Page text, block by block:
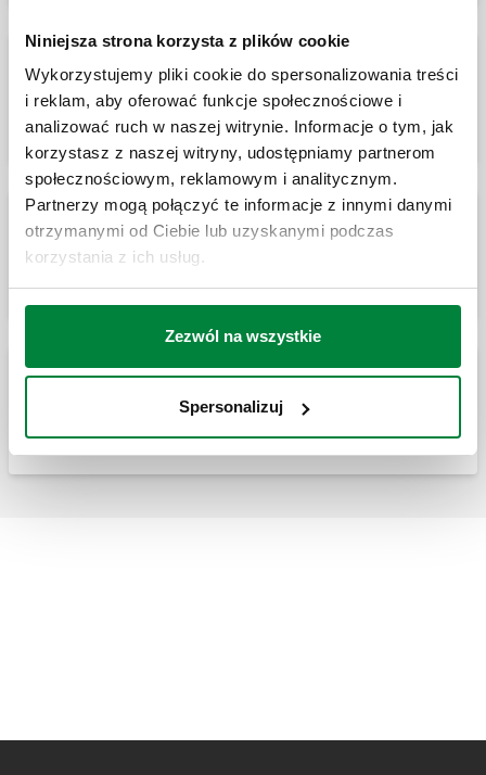
Niniejsza strona korzysta z plików cookie
Wykorzystujemy pliki cookie do spersonalizowania treści
i reklam, aby oferować funkcje społecznościowe i
analizować ruch w naszej witrynie. Informacje o tym, jak
korzystasz z naszej witryny, udostępniamy partnerom
społecznościowym, reklamowym i analitycznym.
Partnerzy mogą połączyć te informacje z innymi danymi
otrzymanymi od Ciebie lub uzyskanymi podczas
korzystania z ich usług.
Zezwól na wszystkie
Spersonalizuj
BALLSTOP, Zawór kulowy z wbudowanym
zaworem zwrotnym. Przyłącza z gwintem
zewnętrznym z nakrętką
BALLSTOP, Zawór kulowy z wbudowanym
zaworem zwrotnym, przyłącza z gwintem
wewnętrznym.
BALLSTOP, Zawór kulowy z wbudowanym
zaworem zwrotnym. Pokrętło z dźwignią.